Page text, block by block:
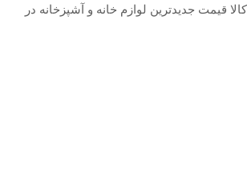
قیمت جدیدترین لوازم خانه و آشپزخانه در